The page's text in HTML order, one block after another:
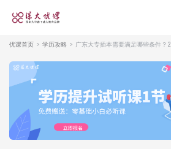
优课首页 学历攻略 广东大专插本需要满足哪些条件？